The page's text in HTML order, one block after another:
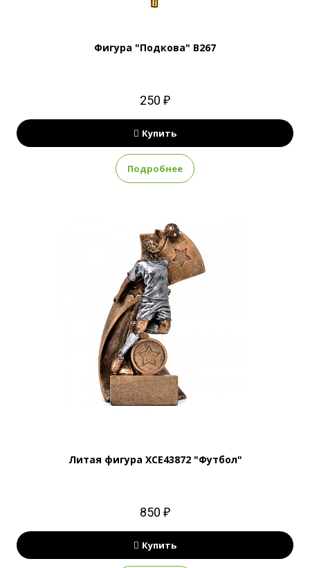
Фигура "Подкова" B267
250 ₽
Купить
Подробнее
Литая фигура XCE43872 "Футбол"
850 ₽
Купить